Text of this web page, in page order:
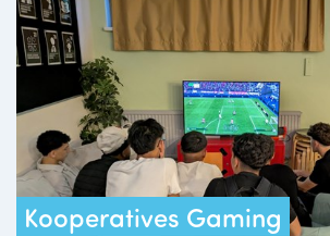
Kooperatives Gaming